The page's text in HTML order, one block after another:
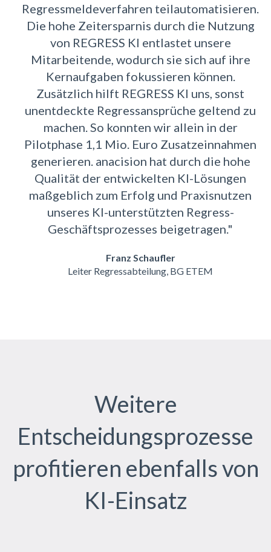
Regressmeldeverfahren teilautomatisieren.
Die hohe Zeitersparnis durch die Nutzung
von REGRESS KI entlastet unsere
Mitarbeitende, wodurch sie sich auf ihre
Kernaufgaben fokussieren können.
Zusätzlich hilft REGRESS KI uns, sonst
unentdeckte Regressansprüche geltend zu
machen. So konnten wir allein in der
Pilotphase 1,1 Mio. Euro Zusatzeinnahmen
generieren. anacision hat durch die hohe
Qualität der entwickelten KI-Lösungen
maßgeblich zum Erfolg und Praxisnutzen
unseres KI-unterstützten Regress-
Geschäftsprozesses beigetragen."
Franz Schaufler
Leiter Regressabteilung, BG ETEM
Weitere
Entscheidungsprozesse
profitieren ebenfalls von
KI-Einsatz